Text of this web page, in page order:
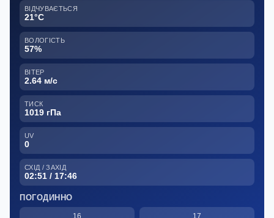
ВІДЧУВАЄТЬСЯ
21°C
ВОЛОГІСТЬ
57%
ВІТЕР
2.64 м/с
ТИСК
1019 гПа
UV
0
СХІД / ЗАХІД
02:51 / 17:46
ПОГОДИННО